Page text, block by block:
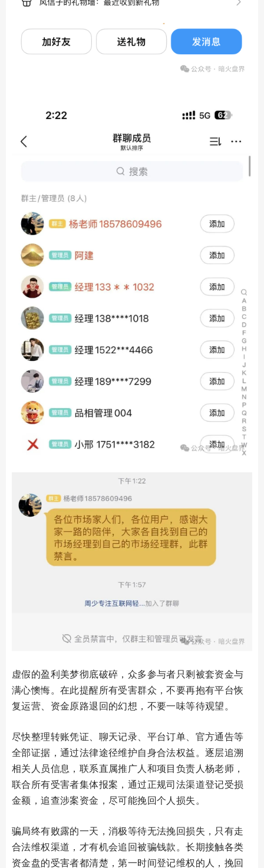
虚假的盈利美梦彻底破碎，众多参与者只剩被套资金与
满心懊悔。在此提醒所有受害群众，不要再抱有平台恢
复运营、资金原路退回的幻想，不要一味等待观望。
尽快整理转账凭证、聊天记录、平台订单、官方通告等
全部证据，通过法律途径维护自身合法权益。逐层追溯
相关人员信息，联系直属推广人和项目负责人杨老师，
联合所有受害者集体报案，通过正规司法渠道登记受损
金额，追查涉案资金，尽可能挽回个人损失。
骗局终有败露的一天，消极等待无法挽回损失，只有走
合法维权渠道，才有机会追回被骗钱款。长期接触各类
资金盘的受害者都清楚，第一时间登记维权的人，挽回